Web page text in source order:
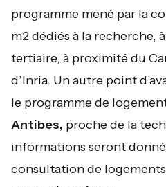
programme mené par la
m2 dédiés à la recherche,
tertiaire, à proximité du
d’Inria. Un autre point
le programme de
Antibes, proche de la
informations seront
consultation de